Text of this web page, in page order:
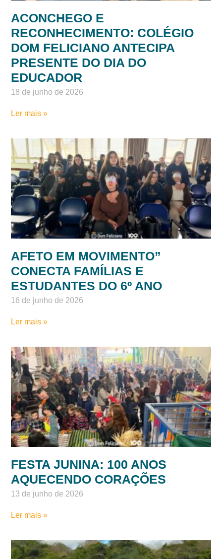
ACONCHEGO E
DOM FELICIANO ANTECIPA
PRESENTE DO DIA DO
EDUCADOR
18 de junho de 2026
Ler mais »
AFETO EM MOVIMENTO”
CONECTA FAMÍLIAS E
ESTUDANTES DO 6º ANO
16 de junho de 2026
Ler mais »